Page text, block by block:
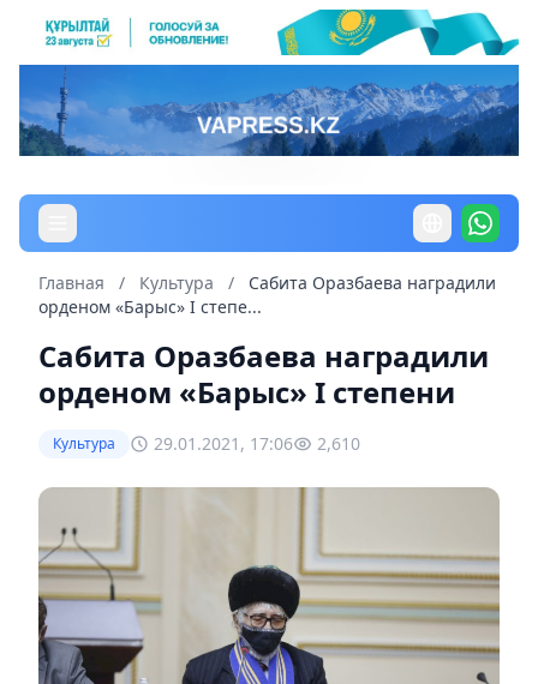
Главная / Культура /
Сабита Оразбаева наградили
орденом «Барыс» I степе...
Сабита Оразбаева наградили
орденом «Барыс» I степени
Культура 29.01.2021, 17:06 2,610